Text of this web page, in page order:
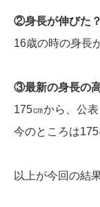
②身長が伸びた？
16歳の時の身長
③最新の身長の
175㎝から、公
今のところは175
以上が今回の結